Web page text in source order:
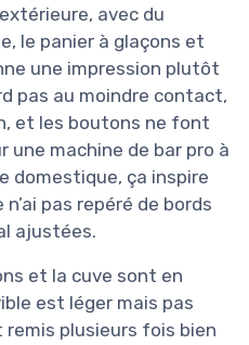
avec du
le panier à glaçons et
une impression plutôt
pas au moindre contact,
et les boutons ne font
une machine de bar pro à
domestique, ça inspire
pas repéré de bords
ajustées.
et la cuve sont en
est léger mais pas
remis plusieurs fois bien